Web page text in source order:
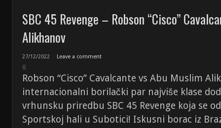
SBC 45 Revenge – Robson “Cisco”
Alikhanov
27/12/2022 Leave a comment
Robson “Cisco” Cavalcante vs Abu Muslim
internacionalni borilački par najviše klase
vrhunsku priredbu SBC 45 Revenge koja se
Sportskoj hali u Subotici! Iskusni borac iz